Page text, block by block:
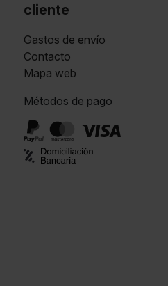
cliente
Gastos de envío
Contacto
Mapa web
Métodos de pago